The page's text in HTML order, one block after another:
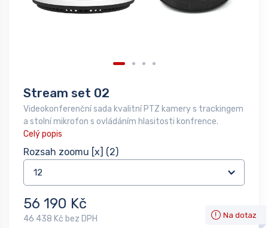
Stream set 02
Videokonferenční sada kvalitní PTZ kamery s trackingem
a stolní mikrofon s ovládáním hlasitosti konfrence.
Celý popis
Rozsah zoomu [x] (2)
56 190 Kč
46 438 Kč bez DPH Na dotaz